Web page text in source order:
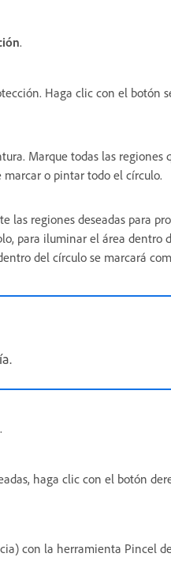
.
Haga clic con el botón
Marque todas las regiones
o pintar todo el círculo.
las regiones deseadas para
para iluminar el área dentro
del círculo se marcará
haga clic con el botón
con la herramienta Pincel